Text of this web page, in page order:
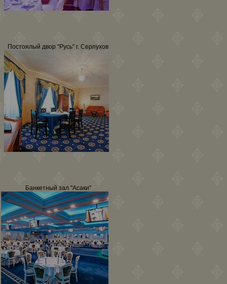
Постоялый двор "Русь" г. Серпухов
Банкетный зал "Асаки"